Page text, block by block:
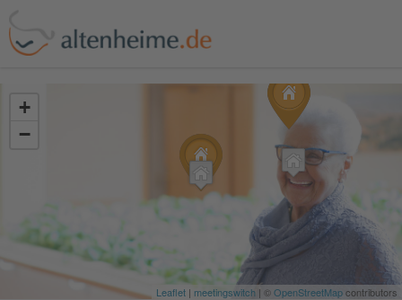
+
−
Leaflet | meetingswitch | ©OpenStreetMapcontributors